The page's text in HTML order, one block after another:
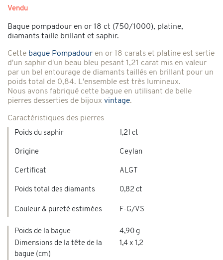
Vendu
Bague pompadour en or 18 ct (750/1000), platine,
diamants taille brillant et saphir.
Cette bague Pompadour en or 18 carats et platine est sertie
d'un saphir d'un beau bleu pesant 1,21 carat mis en valeur
par un bel entourage de diamants taillés en brillant pour un
poids total de 0,84. L'ensemble est très lumineux.
Nous avons fabriqué cette bague en utilisant de belle
pierres desserties de bijoux vintage.
Caractéristiques des pierres
Poids du saphir
Origine
Certificat
Poids total des diamants
1,21 ct
Ceylan
ALGT
0,82 ct
Couleur & pureté estimées F-G/VS
Poids de la bague
4,90 g
Dimensions de la tête de la
bague (cm)
1,4 x 1,2